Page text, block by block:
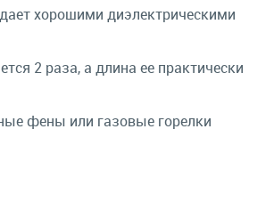
хорошими диэлектрическими
2 раза, а длина ее практически
фены или газовые горелки